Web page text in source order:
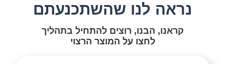
נראה לנו שהשתכנעתם
קראנו, הבנו, רוצים להתחיל בתהליך
לחצו על המוצר הרצוי